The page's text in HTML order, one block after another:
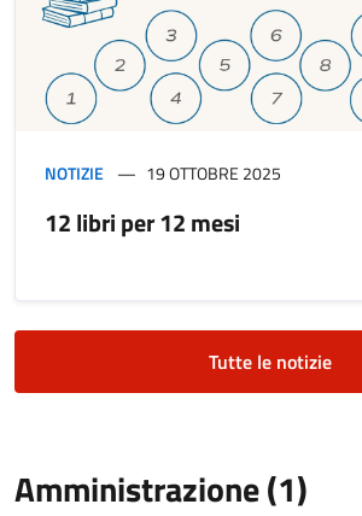
NOTIZIE 19 OTTOBRE 2025
12 libri per 12 mesi
Tutte le notizie
Amministrazione (1)